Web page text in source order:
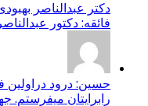
دکتر عبدالناصر
فائقه: دکتور
حسین: درود
رابرایتان میفرستم.